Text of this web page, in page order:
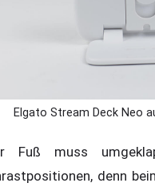
Elgato Stream Deck Neo
Fuß muss
denn